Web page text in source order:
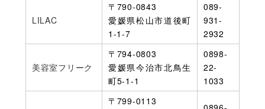
LILAC
〒790-0843
愛媛県松山市道後町
1-1-7
089-
931-
2932
美容室フリーク
〒794-0803
愛媛県今治市北鳥生
町5-1-1
0898-
22-
1033
〒799-0113